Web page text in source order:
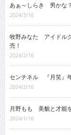
あぁ～しらき 男かな
2024/3/16
牧野みなた アイドル
売！
2024/2/16
センチネル 『月笑』
2024/2/16
月野もも 美貌と才能
2024/1/16